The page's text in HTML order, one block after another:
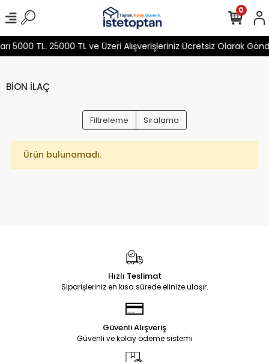
5000 TL. 25000 TL ve Üzeri Alışverişleriniz Ücretsiz Olarak
0
BİON İLAÇ
Filtreleme Sıralama
Ürün bulunamadı.
Hızlı Teslimat
Siparişleriniz en kısa sürede elinize ulaşır.
Güvenli Alışveriş
Güvenli ve kolay ödeme sistemi